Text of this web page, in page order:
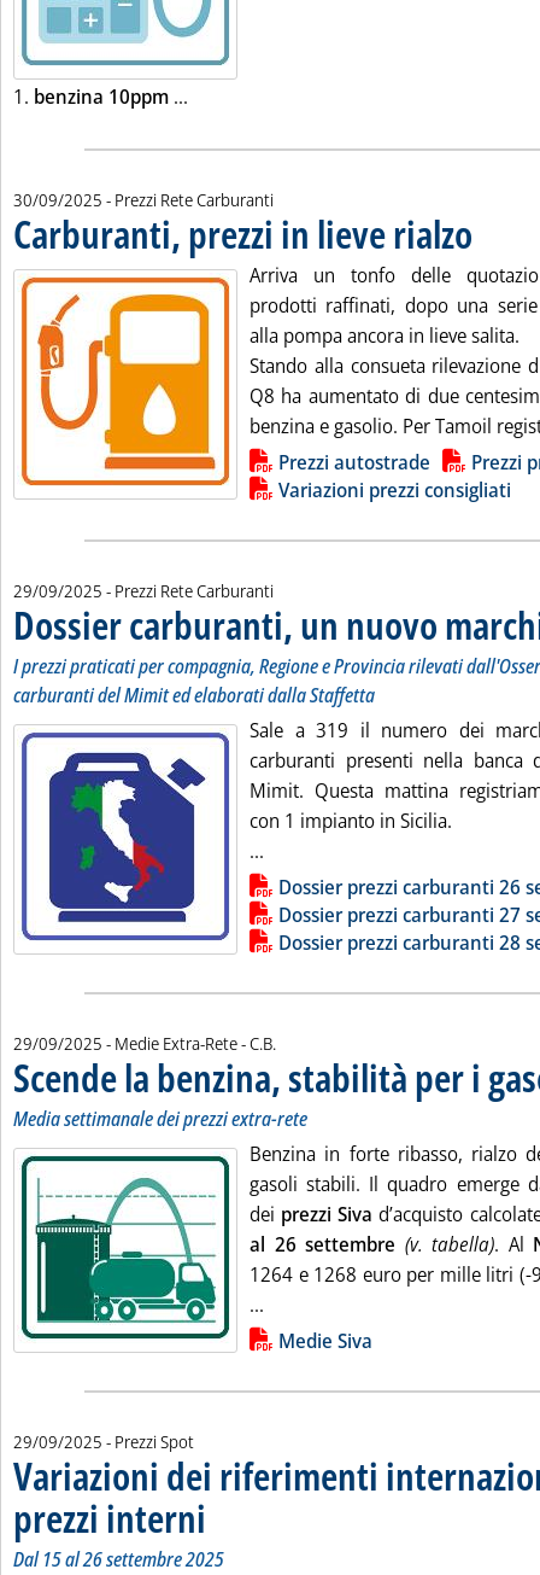
1. benzina 10ppm ...
30/09/2025 - Prezzi Rete Carburanti
Carburanti, prezzi in lieve rialzo
Arriva un tonfo delle
prodotti raffinati, dopo una
alla pompa ancora in lieve salita.
Stando alla consueta rilevazione
Q8 ha aumentato di due
benzina e gasolio. Per Tamoil
Lista allegati PDF alla notiziaPrezzi autostrade
Prezzi
Variazioni prezzi consigliati
29/09/2025 - Prezzi Rete Carburanti
Dossier carburanti, un nuovo
I prezzi praticati per compagnia, Regione e Provincia rilevati
carburanti del Mimit ed elaborati dalla Staffetta
Sale a 319 il numero dei
carburanti presenti nella banca
Mimit. Questa mattina
con 1 impianto in Sicilia.
...
Lista allegati PDF alla notiziaDossier prezzi carburanti 26
Dossier prezzi carburanti 27
Dossier prezzi carburanti 28
29/09/2025 - Medie Extra-Rete -di:
C.B.
Scende la benzina, stabilità per i
Media settimanale dei prezzi extra-rete
Benzina in forte ribasso, rialzo
gasoli stabili. Il quadro emerge
dei prezzi Siva d’acquisto
al 26 settembre (v. tabella). Al
1264 e 1268 euro per mille litri (-
...
Lista allegati PDF alla notizia
Medie Siva
29/09/2025 - Prezzi Spot
Variazioni dei riferimenti
prezzi interni
Dal 15 al 26 settembre 2025